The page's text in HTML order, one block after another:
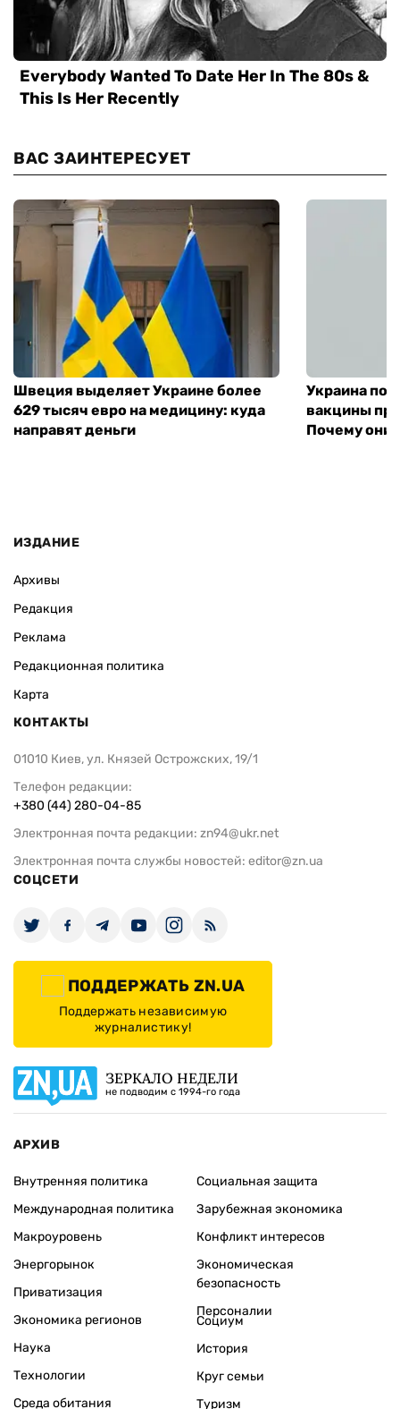
ВАС ЗАИНТЕРЕСУЕТ
Швеция выделяет Украине более
629 тысяч евро на медицину: куда
направят деньги
Украина
вакцины
Почему они
ИЗДАНИЕ
Архивы
Редакция
Реклама
Редакционная политика
Карта
КОНТАКТЫ
01010 Киев, ул. Князей Острожских, 19/1
Телефон редакции:
+380 (44) 280-04-85
Электронная почта редакции: zn94@ukr.net
Электронная почта службы новостей: editor@zn.ua
СОЦСЕТИ
ПОДДЕРЖАТЬ ZN.UA
Поддержать независимую
журналистику!
ЗЕРКАЛО НЕДЕЛИ
не подводим с 1994-го года
АРХИВ
Внутренняя политика
Международная политика
Макроуровень
Энергорынок
Приватизация
Экономика регионов
Социальная защита
Зарубежная экономика
Конфликт интересов
Экономическая
безопасность
Персоналии
Наука
Технологии
Среда обитания
Социум
История
Круг семьи
Туризм